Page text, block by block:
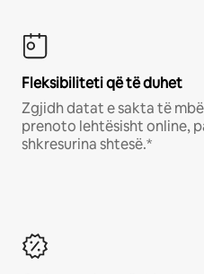
Fleksibiliteti që të duhet
Zgjidh datat e sakta të
prenoto lehtësisht online,
shkresurina shtesë.*